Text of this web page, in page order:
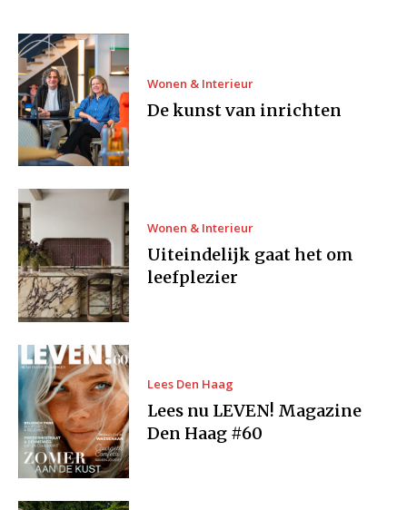
Wonen & Interieur
De kunst van inrichten
Wonen & Interieur
Uiteindelijk gaat het om
leefplezier
Lees Den Haag
Lees nu LEVEN! Magazine
Den Haag #60